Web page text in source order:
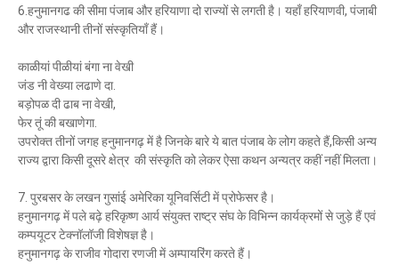
6.हनुमानगढ की सीमा पंजाब और हरियाणा दो राज्यों से लगती है। यहाँ हरियाणवी, पंजाबी
और राजस्थानी तीनों संस्कृतियाँ हैं।
काळीयां पीळीयां बंगा ना वेखी
जंड नी वेख्या लढाणे दा.
बड़ोपळ दी ढाब ना वेखी,
फेर तूं की बखाणेगा.
उपरोक्त तीनों जगह हनुमानगढ़ में है जिनके बारे ये बात पंजाब के लोग कहते हैं,किसी अन्य
राज्य द्वारा किसी दूसरे क्षेत्र की संस्कृति को लेकर ऐसा कथन अन्यत्र कहीं नहीं मिलता।
7. पुरबसर के लखन गुसांई अमेरिका यूनिवर्सिटी में प्रोफेसर है।
हनुमानगढ़ में पले बढ़े हरिकृष्ण आर्य संयुक्त राष्ट्र संघ के विभिन्न कार्यक्रमों से जुड़े हैं एवं
कम्पयूटर टेक्नॉलॉजी विशेषज्ञ है।
हनुमानगढ़ के राजीव गोदारा रणजी में अम्पायरिंग करते हैं।